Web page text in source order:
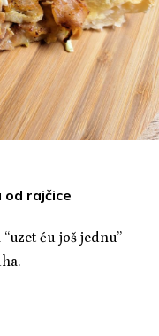
od rajčice
ću još jednu” –